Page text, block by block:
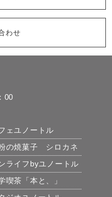
フォローする
わせ
00
ェユノートル
の焼菓子 シロカネ
ライフbyユノートル
喫茶「本と、」